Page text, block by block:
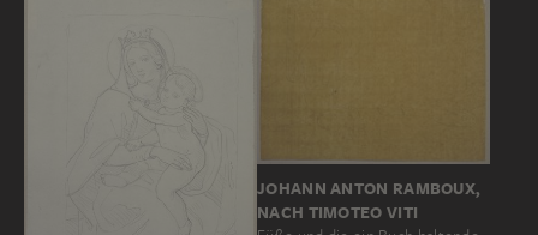
JOHANN ANTON RAMBOUX,
NACH TIMOTEO VITI